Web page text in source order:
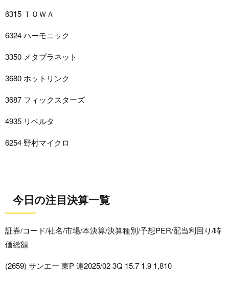
6315 ＴＯＷＡ
6324 ハーモニック
3350 メタプラネット
3680 ホットリンク
3687 フィックスターズ
4935 リベルタ
6254 野村マイクロ
今日の注目決算一覧
証券/コード/社名/市場/本決算/決算種別/予想PER/配当利回り/時
価総額
(2659) サンエー 東P 連2025/02 3Q 15.7 1.9 1,810